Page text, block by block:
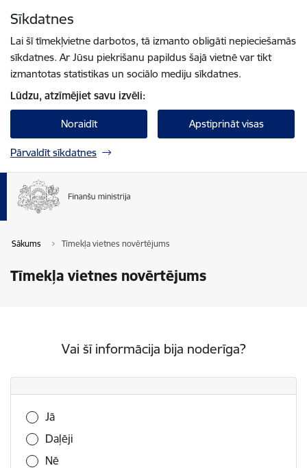
Sīkdatnes
Lai šī tīmekļvietne darbotos, tā izmanto obligāti nepieciešamās
sīkdatnes. Ar Jūsu piekrišanu papildus šajā vietnē var tikt
izmantotas statistikas un sociālo mediju sīkdatnes.
Lūdzu, atzīmējiet savu izvēli:
Noraidīt Apstiprināt visas
Pārvaldīt sīkdatnes
Sākums Tīmekļa vietnes novērtējums
Tīmekļa vietnes novērtējums
Vai šī informācija bija noderīga?
Vai šī informācija bija noderīga?
Jā
Daļēji
Nē